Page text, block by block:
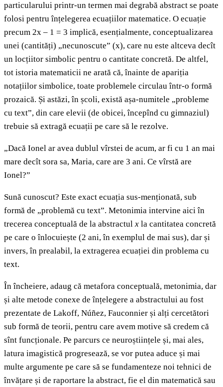
particularului printr-un termen mai degrabă abstract se poate
folosi pentru înțelegerea ecuațiilor matematice. O ecuație
precum 2x – 1 = 3 implică, esențialmente, conceptualizarea
unei (cantități) „necunoscute” (x), care nu este altceva decît
un locțiitor simbolic pentru o cantitate concretă. De altfel,
tot istoria matematicii ne arată că, înainte de apariția
notațiilor simbolice, toate problemele circulau într-o formă
prozaică. Și astăzi, în școli, există așa-numitele „probleme
cu text”, din care elevii (de obicei, începînd cu gimnaziul)
trebuie să extragă ecuații pe care să le rezolve.
„Dacă Ionel ar avea dublul vîrstei de acum, ar fi cu 1 an mai
mare decît sora sa, Maria, care are 3 ani. Ce vîrstă are
Ionel?”
Sună cunoscut? Este exact ecuația sus-menționată, sub
formă de „problemă cu text”. Metonimia intervine aici în
trecerea conceptuală de la abstractulx la cantitatea concretă
pe care o înlocuiește (2 ani, în exemplul de mai sus), dar și
invers, în prealabil, la extragerea ecuației din problema cu
text.
În încheiere, adaug că metafora conceptuală, metonimia, dar
și alte metode conexe de înțelegere a abstractului au fost
prezentate de Lakoff, Núñez, Fauconnier și alți cercetători
sub formă de teorii, pentru care avem motive să credem că
sînt funcționale. Pe parcurs ce neuroștiințele și, mai ales,
latura imagistică progresează, se vor putea aduce și mai
multe argumente pe care să se fundamenteze noi tehnici de
învățare și de raportare la abstract, fie el din matematică sau